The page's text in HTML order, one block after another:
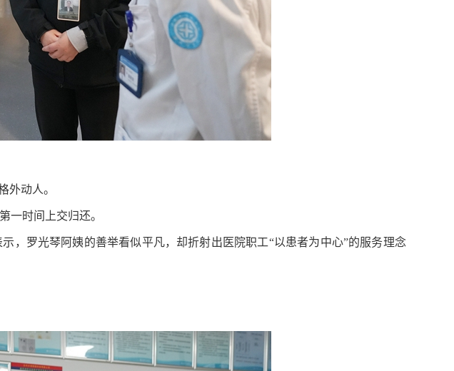
外动人。
一时间上交归还。
，罗光琴阿姨的善举看似平凡，却折射出医院职工“以患者为中心”的服务理念